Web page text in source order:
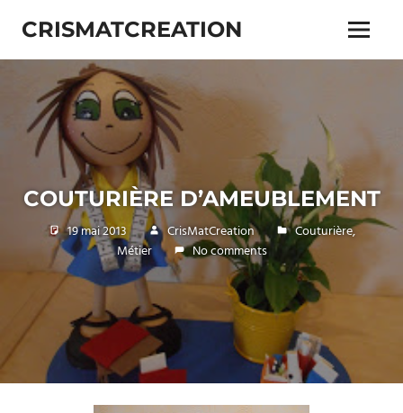
content
CRISMATCREATION Menu
COUTURIÈRE D’AMEUBLEMENT
19 mai 2013 CrisMatCreation Couturière,
Métier
No comments